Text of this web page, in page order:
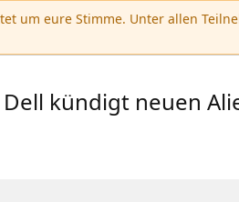
um eure Stimme. Unter allen
kündigt neuen